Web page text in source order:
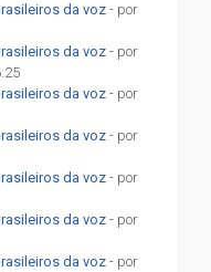
da voz - por
da voz - por
da voz - por
da voz - por
da voz - por
da voz - por
da voz - por